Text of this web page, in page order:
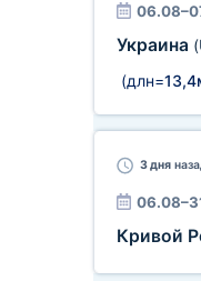
Украина
(длн=
3 дня
Кривой